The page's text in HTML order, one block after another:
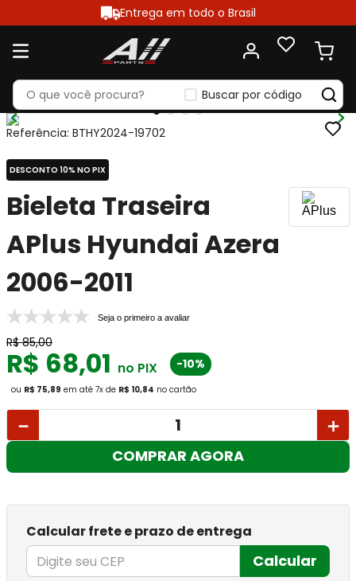
Entrega em todo o Brasil
Buscar por código
Referência: BTHY2024-19702
DESCONTO 10% NO PIX
Bieleta Traseira
APlus Hyundai Azera
2006-2011
Seja o primeiro a avaliar
R$ 85,00
R$ 68,01 no PIX -10%
ou R$ 75,89 em até 7x de R$ 10,84 no cartão
＋
－
COMPRAR AGORA
Calcular frete e prazo de entrega
Calcular